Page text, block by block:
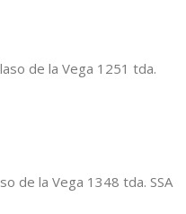
de la Vega 1251 tda.
de la Vega 1348 tda. SSA